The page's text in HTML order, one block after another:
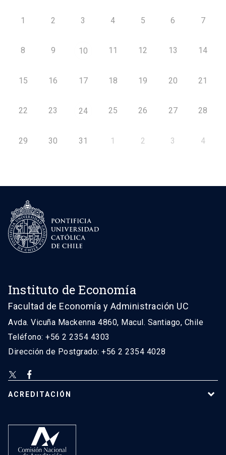
1 2 3 4 5 6 7
8 9 10 11 12 13 14
15 16 17 18 19 20 21
22 23 24 25 26 27 28
29 30 31 1 2 3 4
Instituto de Economía
Facultad de Economía y Administración UC
Avda. Vicuña Mackenna 4860, Macul. Santiago, Chile
Teléfono: +56 2 2354 4303
Dirección de Postgrado: +56 2 2354 4028
ACREDITACIÓN